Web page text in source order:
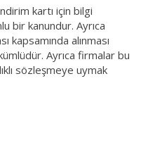
kartı için bilgi
bir kanundur. Ayrıca
alınması
Ayrıca firmalar bu
sözleşmeye uymak